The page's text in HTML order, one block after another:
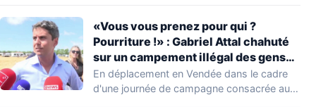
«Vous vous prenez pour qui ?
Pourriture !» : Gabriel Attal chahuté
sur un campement illégal des gens
du voyage
En déplacement en Vendée dans le cadre
d'une journée de campagne consacrée aux